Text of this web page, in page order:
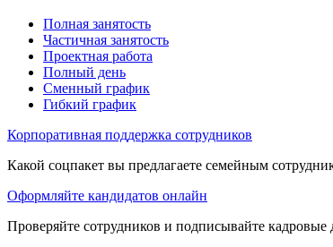
Полная занятость
Частичная занятость
Проектная работа
Полный день
Сменный график
Гибкий график
Корпоративная поддержка сотрудников
Какой соцпакет вы предлагаете семейным
Оформляйте кандидатов онлайн
Проверяйте сотрудников и подписывайте